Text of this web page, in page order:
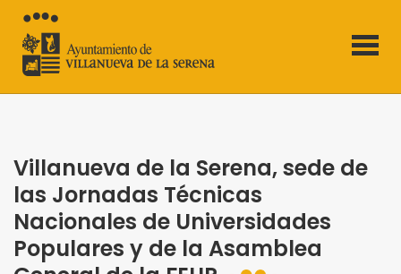
Villanueva de la Serena, sede de
las Jornadas Técnicas
Nacionales de Universidades
Populares y de la Asamblea